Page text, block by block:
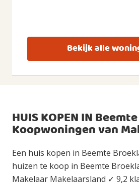
Bekijk alle
HUIS KOPEN IN
Koopwoningen van
Een huis kopen in Beemte
huizen te koop in Beemte
Makelaar Makelaarsland ✓ 9,2